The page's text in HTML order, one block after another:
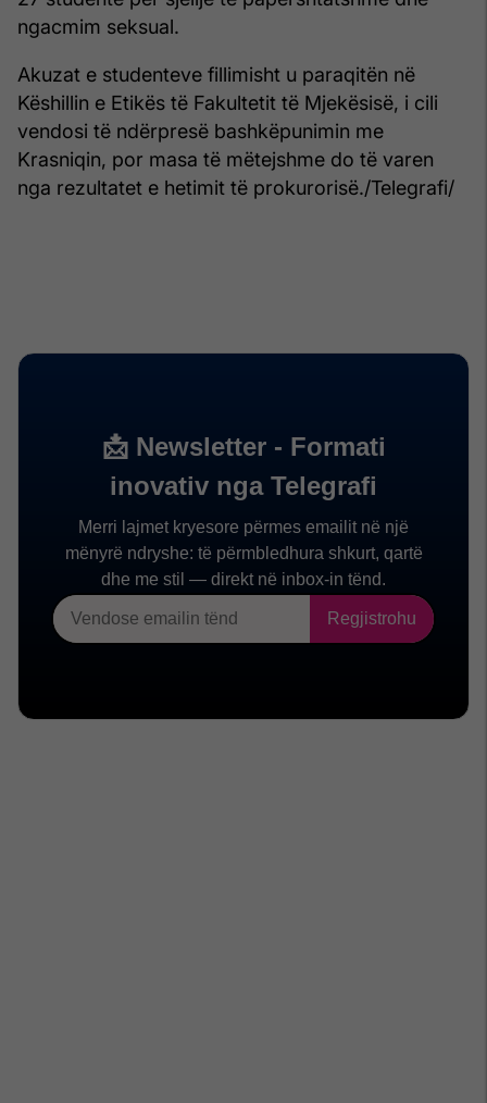
ngacmim seksual.
Akuzat e studenteve fillimisht u paraqitën në
Këshillin e Etikës të Fakultetit të Mjekësisë, i cili
vendosi të ndërpresë bashkëpunimin me
Krasniqin, por masa të mëtejshme do të varen
nga rezultatet e hetimit të prokurorisë./Telegrafi/